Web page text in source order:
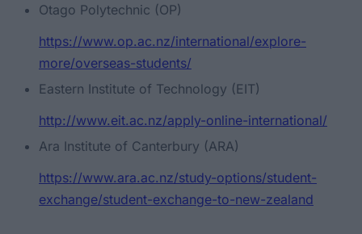
Otago Polytechnic (OP)
https://www.op.ac.nz/international/explore-
more/overseas-students/
Eastern Institute of Technology (EIT)
http://www.eit.ac.nz/apply-online-international/
Ara Institute of Canterbury (ARA)
https://www.ara.ac.nz/study-options/student-
exchange/student-exchange-to-new-zealand